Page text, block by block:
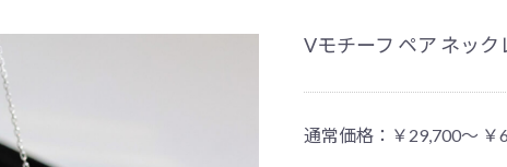
AUTUMN COLLECTION
WINTER COLLECTION
HOLIDAY COLLECTION
1石ダ
世界最
Other
ロンド
バイカ
パール
オパール
モチーフ
ゴールド
イニシャ
ヴィンテージウォッチ
ヴィンテージジュエリー エン
マリ
Vモチーフ ペア ネック
通常価格： ￥29,700～ ￥